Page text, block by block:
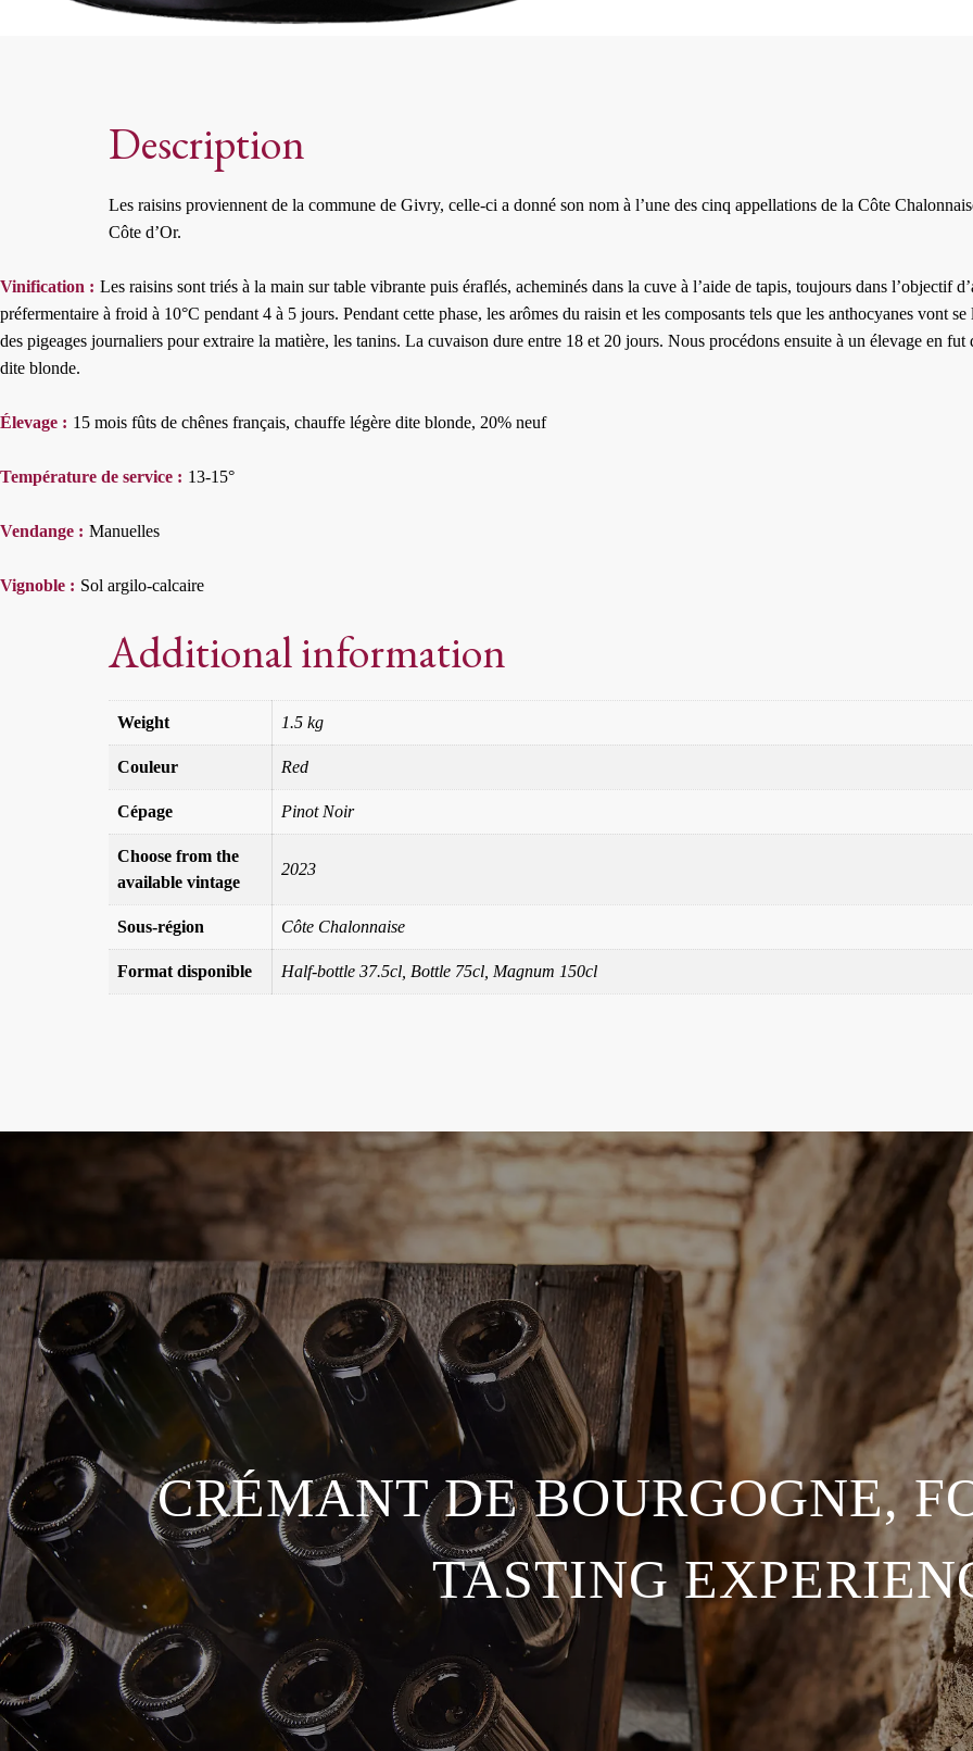
Description
Les raisins proviennent de la commune de Givry, celle-ci a donné son nom à l’une des cinq appellations de la Côte
Côte d’Or.
Vinification : Les raisins sont triés à la main sur table vibrante puis éraflés, acheminés dans la cuve à l’aide de tapis, toujours dans l’objectif
préfermentaire à froid à 10°C pendant 4 à 5 jours. Pendant cette phase, les arômes du raisin et les composants tels que les anthocyanes vont
des pigeages journaliers pour extraire la matière, les tanins. La cuvaison dure entre 18 et 20 jours. Nous procédons ensuite à un élevage en
dite blonde.
Élevage : 15 mois fûts de chênes français, chauffe légère dite blonde, 20% neuf
Température de service : 13-15°
Vendange : Manuelles
Vignoble : Sol argilo-calcaire
Additional information
Weight 1.5 kg
Couleur Red
Cépage Pinot Noir
Choose from the
available vintage
2023
Sous-région Côte Chalonnaise
Format disponible Half-bottle 37.5cl, Bottle 75cl, Magnum 150cl
CRÉMANT DE BOURGOGNE,
TASTING